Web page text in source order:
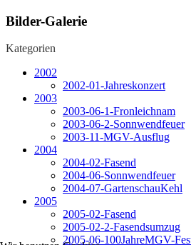
Bilder-Galerie
Kategorien
2002
2002-01-Jahreskonzert
2003
2003-06-1-Fronleichnam
2003-06-2-Sonnwendfeuer
2003-11-MGV-Ausflug
2004
2004-02-Fasend
2004-06-Sonnwendfeuer
2004-07-GartenschauKehl
2005
2005-02-Fasend
2005-02-2-Fasendsumzug
2005-06-100JahreMGV-